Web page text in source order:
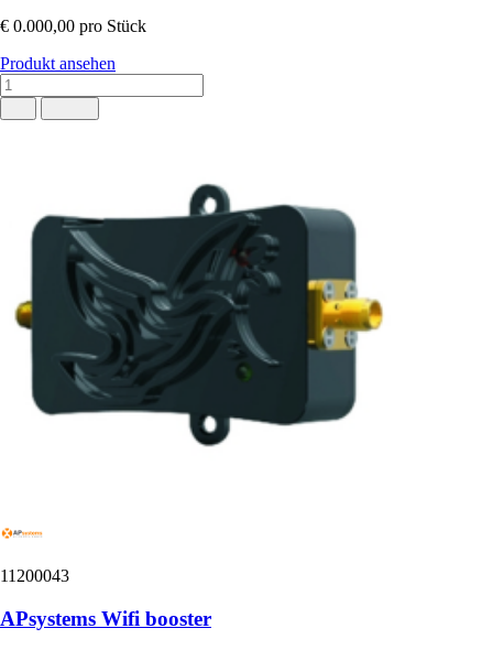
€ 0.000,00 pro Stück
Produkt ansehen
11200043
APsystems Wifi booster